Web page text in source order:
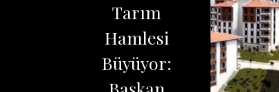
Tarım
Hamlesi
Büyüyor: